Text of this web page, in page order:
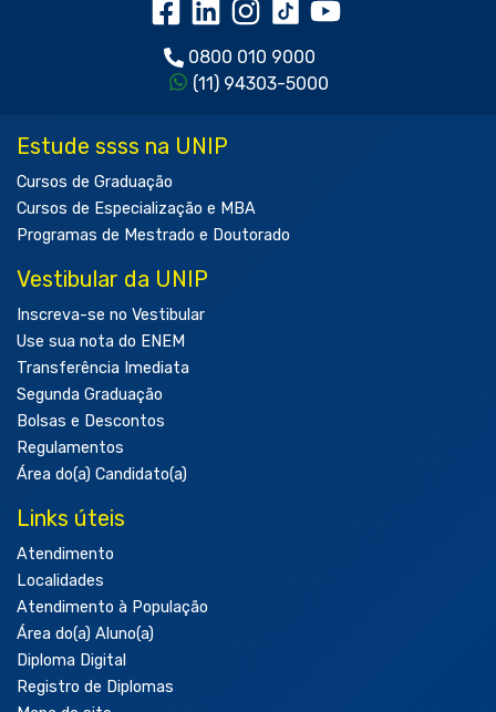
0800 010 9000
(11) 94303-5000
Estude ssss na UNIP
Cursos de Graduação
Cursos de Especialização e MBA
Programas de Mestrado e Doutorado
Vestibular da UNIP
Inscreva-se no Vestibular
Use sua nota do ENEM
Transferência Imediata
Segunda Graduação
Bolsas e Descontos
Regulamentos
Área do(a) Candidato(a)
Links úteis
Atendimento
Localidades
Atendimento à População
Área do(a) Aluno(a)
Diploma Digital
Registro de Diplomas